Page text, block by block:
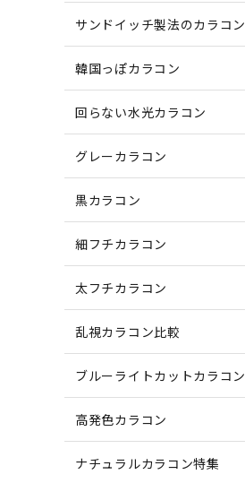
サンドイッチ製法のカラコン
韓国っぽカラコン
回らない水光カラコン
グレーカラコン
黒カラコン
細フチカラコン
太フチカラコン
乱視カラコン比較
ブルーライトカットカラコン
高発色カラコン
ナチュラルカラコン特集